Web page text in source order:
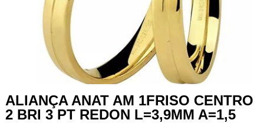
ALIANÇA ANAT AM 1FRISO CENTRO
2 BRI 3 PT REDON L=3,9MM A=1,5